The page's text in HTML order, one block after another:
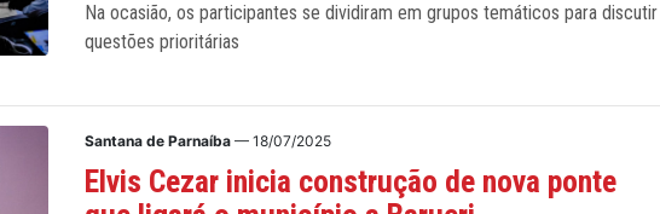
Na ocasião, os participantes se dividiram em grupos temáticos para discutir
questões prioritárias
Santana de Parnaíba— 18/07/2025
Elvis Cezar inicia construção de nova ponte